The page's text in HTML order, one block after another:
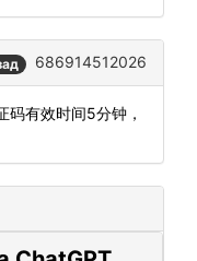
686914512026
码有效时间5分钟，